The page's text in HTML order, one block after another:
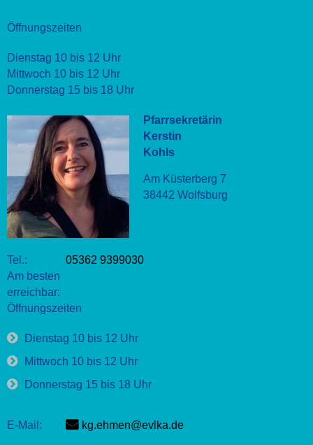
Öffnungszeiten
Dienstag 10 bis 12 Uhr
Mittwoch 10 bis 12 Uhr
Donnerstag 15 bis 18 Uhr
Pfarrsekretärin
Kerstin
Kohls
Am Küsterberg 7
38442 Wolfsburg
Tel.:
05362 9399030
Am besten
erreichbar:
Öffnungszeiten
Dienstag 10 bis 12 Uhr
Mittwoch 10 bis 12 Uhr
Donnerstag 15 bis 18 Uhr
E-Mail: kg.ehmen@evlka.de